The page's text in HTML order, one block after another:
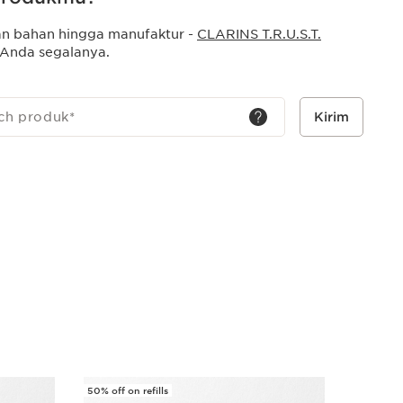
dari hyaluronic acid dan plumping peptide
lebih penuh dan mengembalikan kecerahan
Cocoa Butter* dapat melembabkan,
kenyamanan untuk bibir yang terlihat lebih
bahan hingga manufaktur - CLARINS T.R.U.S.T.
segalanya.
produk* Kirim
50% off on refills